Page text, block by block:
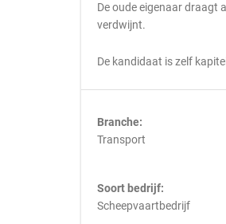
De oude eigenaar draagt
verdwijnt.
De kandidaat is zelf
Branche:
Transport
Soort bedrijf:
Scheepvaartbedrijf